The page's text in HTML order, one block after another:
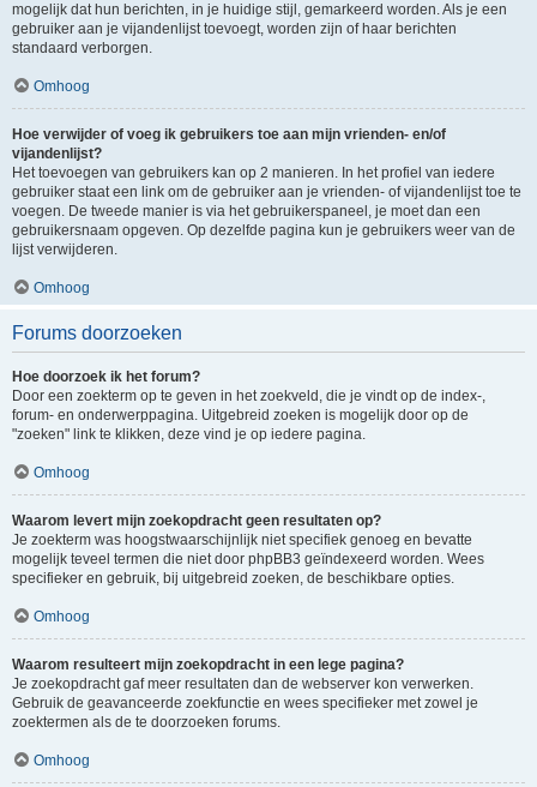
mogelijk dat hun berichten, in je huidige stijl, gemarkeerd worden. Als je een
gebruiker aan je vijandenlijst toevoegt, worden zijn of haar berichten
standaard verborgen.
Omhoog
Hoe verwijder of voeg ik gebruikers toe aan mijn vrienden- en/of
vijandenlijst?
Het toevoegen van gebruikers kan op 2 manieren. In het profiel van iedere
gebruiker staat een link om de gebruiker aan je vrienden- of vijandenlijst toe te
voegen. De tweede manier is via het gebruikerspaneel, je moet dan een
gebruikersnaam opgeven. Op dezelfde pagina kun je gebruikers weer van de
lijst verwijderen.
Omhoog
Forums doorzoeken
Hoe doorzoek ik het forum?
Door een zoekterm op te geven in het zoekveld, die je vindt op de index-,
forum- en onderwerppagina. Uitgebreid zoeken is mogelijk door op de
"zoeken" link te klikken, deze vind je op iedere pagina.
Omhoog
Waarom levert mijn zoekopdracht geen resultaten op?
Je zoekterm was hoogstwaarschijnlijk niet specifiek genoeg en bevatte
mogelijk teveel termen die niet door phpBB3 geïndexeerd worden. Wees
specifieker en gebruik, bij uitgebreid zoeken, de beschikbare opties.
Omhoog
Waarom resulteert mijn zoekopdracht in een lege pagina?
Je zoekopdracht gaf meer resultaten dan de webserver kon verwerken.
Gebruik de geavanceerde zoekfunctie en wees specifieker met zowel je
zoektermen als de te doorzoeken forums.
Omhoog